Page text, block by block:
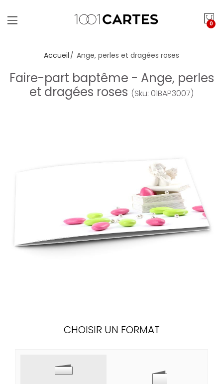
0
Accueil Ange, perles et dragées roses
Faire-part baptême - Ange, perles
et dragées roses (Sku: 01BAP3007)
CHOISIR UN FORMAT